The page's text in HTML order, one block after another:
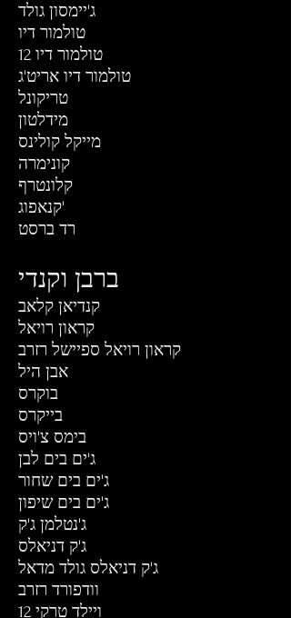
ג'יימסון גולד
טולמור דיו
טולמור דיו 12
טולמור דיו אריט'ג
טריקונל
מידלטון
מייקל קולינס
קונימרה
קלונטרף
קנאפוג'
רד ברסט
ברבן וקנדי
קנדיאן קלאב
קראון רויאל
קראון רויאל ספיישל רזרב
אבן היל
בוקרס
בייקרס
בימס צ'ויס
ג'ים בים לבן
ג'ים בים שחור
ג'ים בים שיפון
ג'נטלמן ג'ק
ג'ק דניאלס
ג'ק דניאלס גולד מדאל
וודפורד רזרב
ויילד טרקי 12